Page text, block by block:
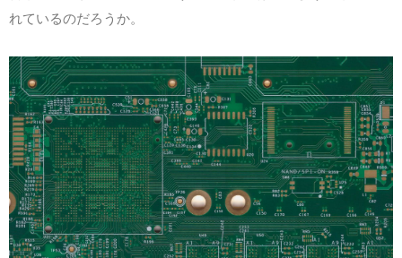
れているのだろうか。